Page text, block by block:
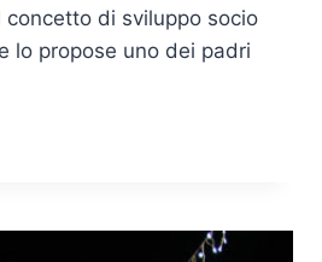
di sviluppo socio
lo propose uno dei padri